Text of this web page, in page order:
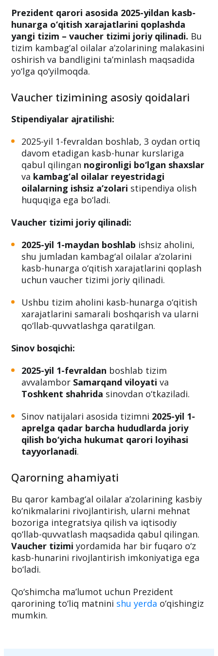
Prezident qarori asosida 2025-yildan kasb-
hunarga o‘qitish xarajatlarini qoplashda
yangi tizim – vaucher tizimi joriy qilinadi. Bu
tizim kambag‘al oilalar a’zolarining malakasini
oshirish va bandligini ta’minlash maqsadida
yo‘lga qo‘yilmoqda.
Vaucher tizimining asosiy qoidalari
Stipendiyalar ajratilishi:
2025-yil 1-fevraldan boshlab, 3 oydan ortiq
davom etadigan kasb-hunar kurslariga
qabul qilingan nogironligi bo‘lgan shaxslar
va kambag‘al oilalar reyestridagi
oilalarning ishsiz a’zolari stipendiya olish
huquqiga ega bo‘ladi.
Vaucher tizimi joriy qilinadi:
2025-yil 1-maydan boshlab ishsiz aholini,
shu jumladan kambag‘al oilalar a’zolarini
kasb-hunarga o‘qitish xarajatlarini qoplash
uchun vaucher tizimi joriy qilinadi.
Ushbu tizim aholini kasb-hunarga o‘qitish
xarajatlarini samarali boshqarish va ularni
qo‘llab-quvvatlashga qaratilgan.
Sinov bosqichi:
2025-yil 1-fevraldan boshlab tizim
avvalambor Samarqand viloyati va
Toshkent shahrida sinovdan o‘tkaziladi.
Sinov natijalari asosida tizimni 2025-yil 1-
aprelga qadar barcha hududlarda joriy
qilish bo‘yicha hukumat qarori loyihasi
tayyorlanadi.
Qarorning ahamiyati
Bu qaror kambag‘al oilalar a’zolarining kasbiy
ko‘nikmalarini rivojlantirish, ularni mehnat
bozoriga integratsiya qilish va iqtisodiy
qo‘llab-quvvatlash maqsadida qabul qilingan.
Vaucher tizimi yordamida har bir fuqaro o‘z
kasb-hunarini rivojlantirish imkoniyatiga ega
bo‘ladi.
Qo‘shimcha ma’lumot uchun Prezident
qarorining to‘liq matnini shu yerda o‘qishingiz
mumkin.